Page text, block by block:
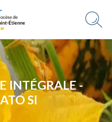
INTÉGRALE -
SI